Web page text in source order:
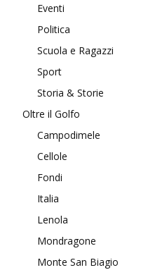
Eventi
Politica
Scuola e Ragazzi
Sport
Storia & Storie
Oltre il Golfo
Campodimele
Cellole
Fondi
Italia
Lenola
Mondragone
Monte San Biagio